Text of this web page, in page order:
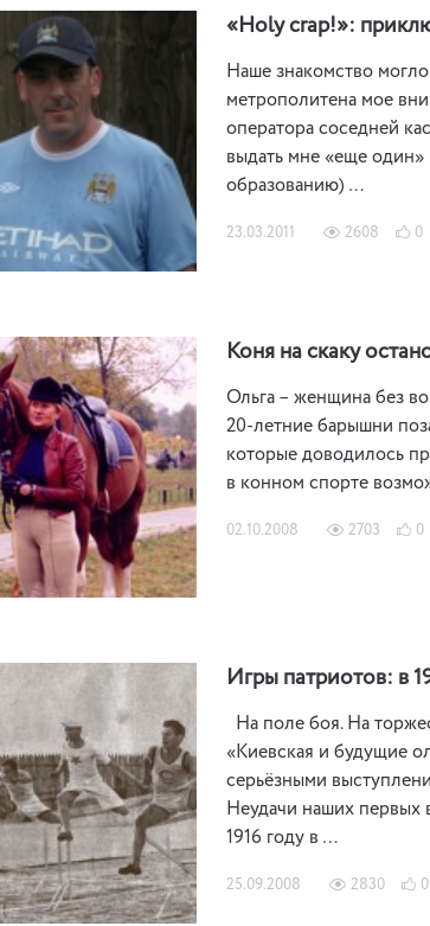
«Holy crap!»:
Наше знакомство
метрополитена мое
оператора соседней
выдать мне «еще один»
образованию) …
23.03.2011 2608 0
Коня на скаку
Ольга – женщина без
20-летние барышни
которые доводилось
в конном спорте
02.10.2008 2703 0
Игры патриотов: в
На поле боя. На
«Киевская и будущие
серьёзными
Неудачи наших первых
1916 году в …
25.09.2008 2830 0